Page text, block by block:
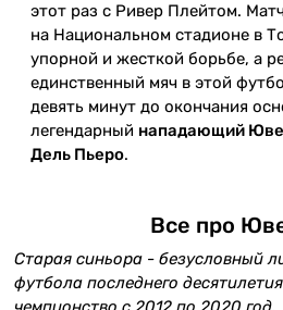
этот раз с Ривер Плейтом.
на Национальном стадионе в
упорной и жесткой борьбе, а
единственный мяч в этой
девять минут до окончания
легендарный нападающий
Дель Пьеро.
Все про
Старая синьора - безусловный
футбола последнего